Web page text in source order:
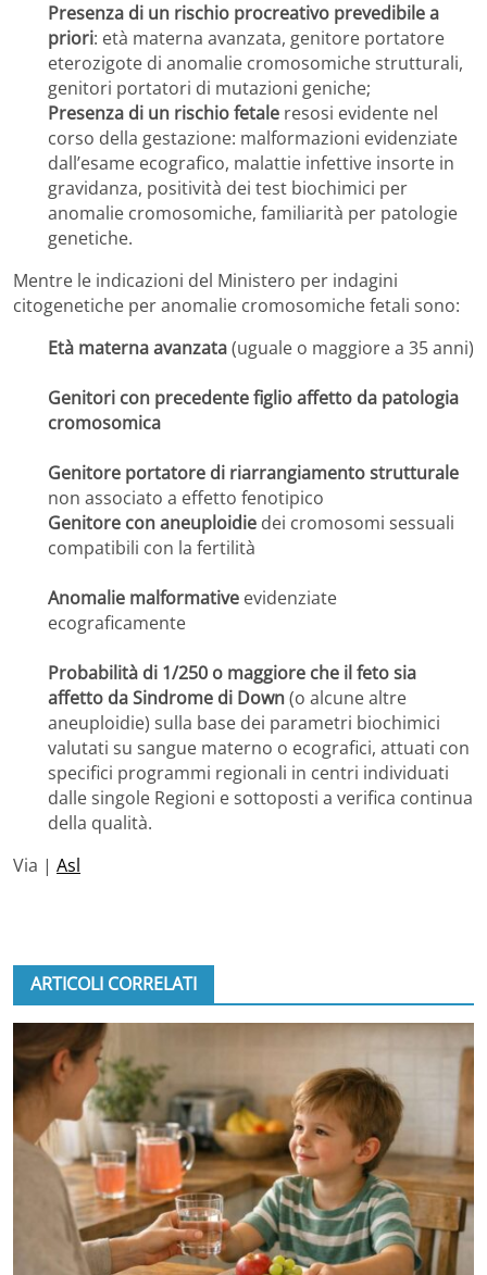
Presenza di un rischio procreativo prevedibile a
priori: età materna avanzata, genitore portatore
eterozigote di anomalie cromosomiche strutturali,
genitori portatori di mutazioni geniche;
Presenza di un rischio fetale resosi evidente nel
corso della gestazione: malformazioni evidenziate
dall’esame ecografico, malattie infettive insorte in
gravidanza, positività dei test biochimici per
anomalie cromosomiche, familiarità per patologie
genetiche.
Mentre le indicazioni del Ministero per indagini
citogenetiche per anomalie cromosomiche fetali sono:
Età materna avanzata(uguale o maggiore a 35 anni)
Genitori con precedente figlio affetto da patologia
cromosomica
Genitore portatore di riarrangiamento strutturale
non associato a effetto fenotipico
Genitore con aneuploidie dei cromosomi sessuali
compatibili con la fertilità
Anomalie malformative evidenziate
ecograficamente
Probabilità di 1/250 o maggiore che il feto sia
affetto da Sindrome di Down(o alcune altre
aneuploidie) sulla base dei parametri biochimici
valutati su sangue materno o ecografici, attuati con
specifici programmi regionali in centri individuati
dalle singole Regioni e sottoposti a verifica continua
della qualità.
Via | Asl
ARTICOLI CORRELATI